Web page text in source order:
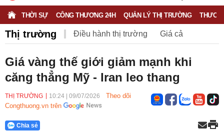
THỜI SỰ CÔNG THƯƠNG 24H QUẢN LÝ THỊ TRƯỜNG
Thị trường Điều hành thị trường Giá cả
Giá vàng thế giới giảm mạnh khi
căng thẳng Mỹ - Iran leo thang
THỊ TRƯỜNG 10:24 09/07/2026
Theo dõi
Congthuong.vn trên
Chia sẻ